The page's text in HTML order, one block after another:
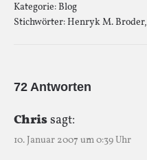
Kategorie:Blog
Stichwörter:Henryk M. Broder,
72 Antworten
Chrissagt:
10. Januar 2007 um 0:39 Uhr